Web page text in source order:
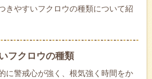
きやすいフクロウの種類について紹
フクロウの種類
に警戒心が強く、根気強く時間をか